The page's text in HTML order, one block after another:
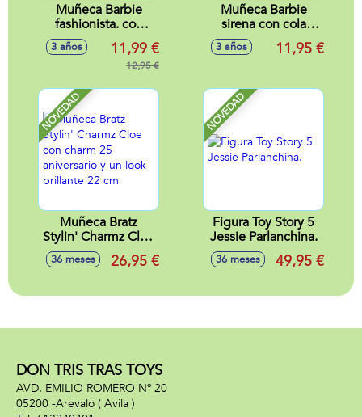
Muñeca Barbie
fashionista. con
looks desde los
más informales y
geniales hasta los
Modelos surtidos
3 años 11,99 €
12,95 €
Muñeca Barbie
sirena con cola
rígida. Con
diadema,corpiño
Modelos surtidos
3 años 11,95 €
NOVEDAD
Muñeca Bratz
Stylin' Charmz Cloe
con charm 25
aniversario y un
36 meses 26,95 €
NOVEDAD
Figura Toy Story 5
Jessie Parlanchina.
36 meses 49,95 €
DON TRIS TRAS TOYS
AVD. EMILIO ROMERO Nº 20
05200 -Arevalo ( Avila )